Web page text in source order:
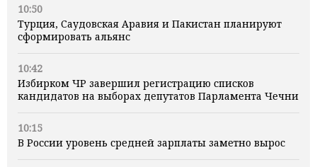
10:50
Турция, Саудовская Аравия и Пакистан планируют
сформировать альянс
10:42
Избирком ЧР завершил регистрацию списков
кандидатов на выборах депутатов Парламента Чечни
10:15
В России уровень средней зарплаты заметно вырос